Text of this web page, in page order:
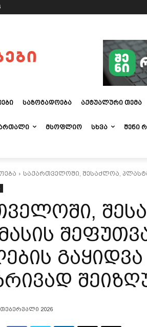
ᲡᲐᲖᲝᲒᲐᲓᲝᲔᲑᲐ ᲐᲥᲢᲣᲐᲚᲣᲠᲘ ᲗᲔᲛᲐ
ᲛᲡᲝᲤᲚᲘᲝ ᲡᲮᲕᲐ ᲨᲔᲜᲘ
საქართველოში, შესაძლოა,
გაყიდვა
თებერვალი 2026